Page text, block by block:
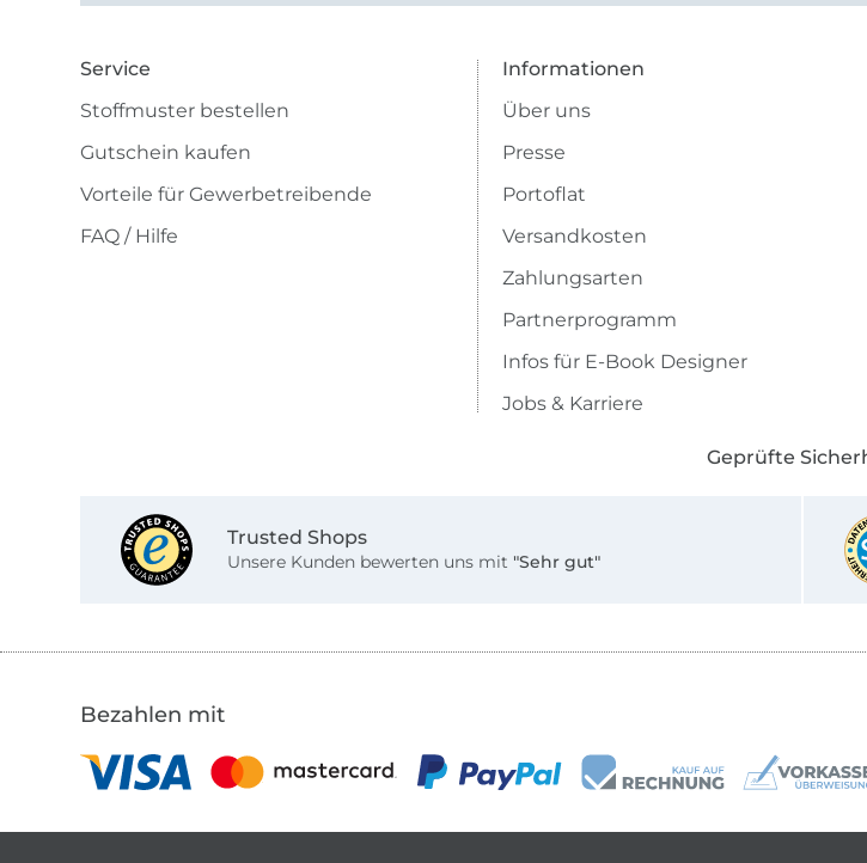
Service
Stoffmuster bestellen
Gutschein kaufen
Vorteile für Gewerbetreibende
FAQ / Hilfe
Informationen
Über uns
Presse
Portoflat
Versandkosten
Zahlungsarten
Partnerprogramm
Infos für E-Book Designer
Jobs & Karriere
Geprüfte
Trusted Shops
Unsere Kunden bewerten uns mit "Sehr gut"
Bezahlen mit